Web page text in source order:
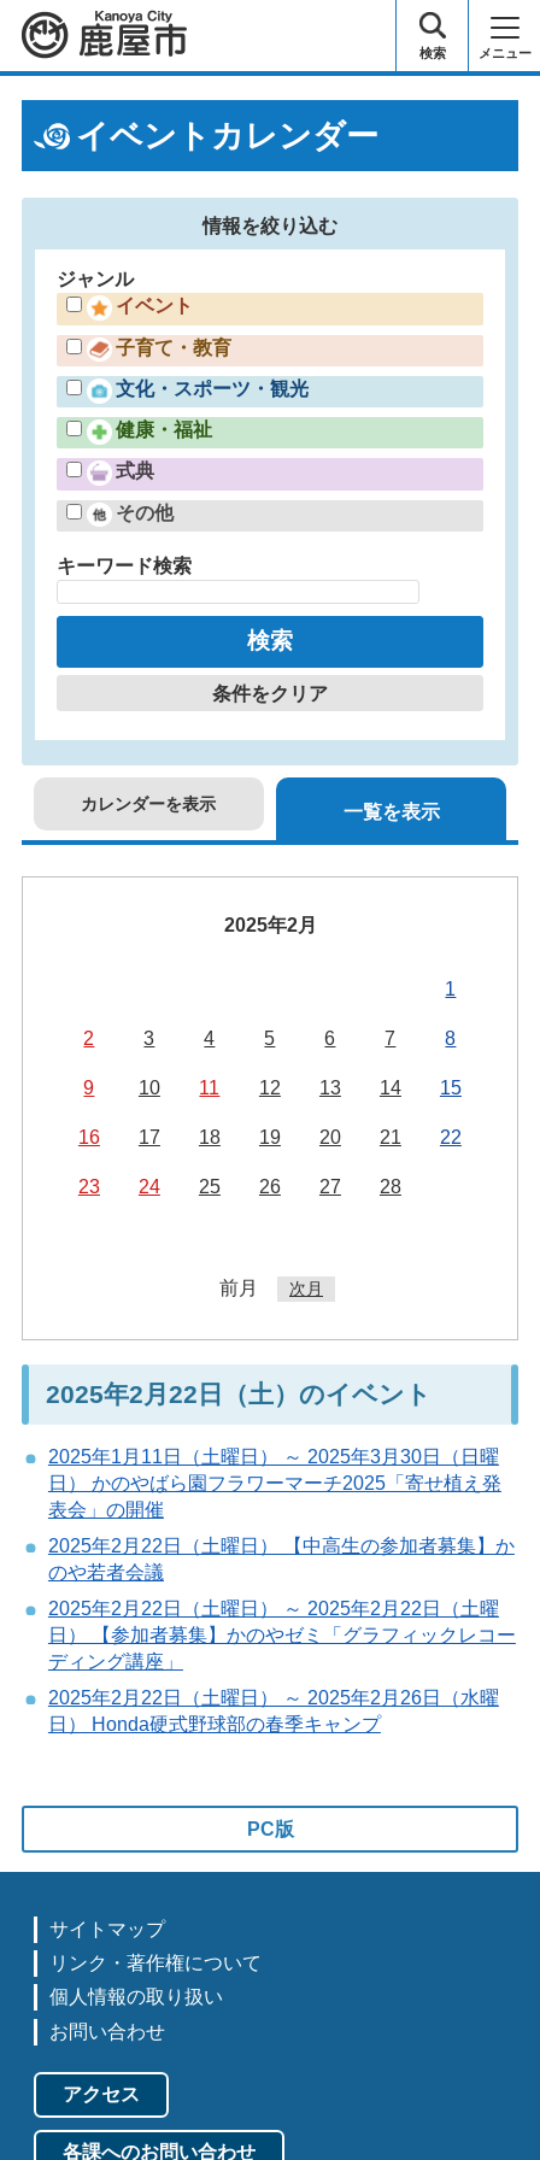
鹿屋市 検索 メニュー
イベントカレンダー
情報を絞り込む
ジャンル
イベント
子育て・教育
文化・スポーツ・観光
健康・福祉
式典
その他
キーワード検索
条件をクリア
カレンダーを表示 一覧を表示
2025年2月
1
2 3 4 5 6 7 8
9 10 11 12 13 14 15
16 17 18 19 20 21 22
23 24 25 26 27 28
前月 次月
2025年2月22日（土）のイベント
2025年1月11日（土曜日） ～ 2025年3月30日（日曜
日） かのやばら園フラワーマーチ2025「寄せ植え発
表会」の開催
2025年2月22日（土曜日） 【中高生の参加者募集】か
のや若者会議
2025年2月22日（土曜日） ～ 2025年2月22日（土曜
日） 【参加者募集】かのやゼミ「グラフィックレコー
ディング講座」
2025年2月22日（土曜日） ～ 2025年2月26日（水曜
日） Honda硬式野球部の春季キャンプ
PC版
サイトマップ
リンク・著作権について
個人情報の取り扱い
お問い合わせ
アクセス
各課へのお問い合わせ